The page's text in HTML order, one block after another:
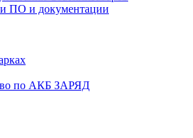
ПО и документации
по АКБ ЗАРЯД